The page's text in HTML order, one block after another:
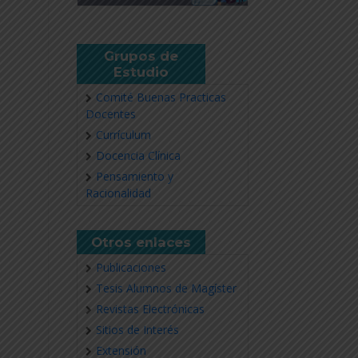
Grupos de
Estudio
Comité Buenas Practicas
Docentes
Currículum
Docencia Clínica
Pensamiento y
Racionalidad
Otros enlaces
Publicaciones
Tesis Alumnos de Magíster
Revistas Electrónicas
Sitios de Interés
Extensión